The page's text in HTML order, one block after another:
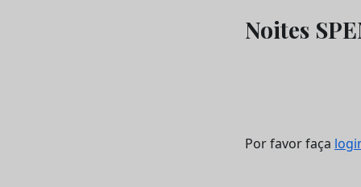
Noites
Por favor faça